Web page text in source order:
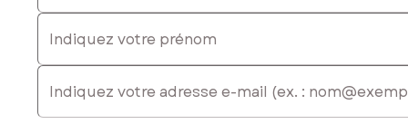
Indiquez votre prénom
E-mail